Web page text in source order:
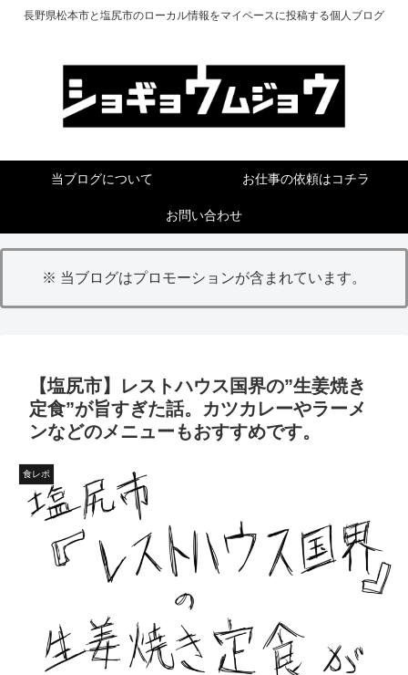
長野県松本市と塩尻市のローカル情報をマイペースに投稿する個人ブログ
当ブログについて お仕事の依頼はコチラ
お問い合わせ
※ 当ブログはプロモーションが含まれています。
【塩尻市】レストハウス国界の”生姜焼き
定食”が旨すぎた話。カツカレーやラーメ
ンなどのメニューもおすすめです。
食レポ